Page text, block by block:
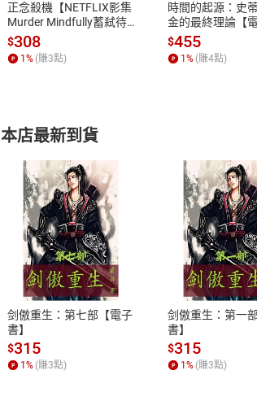
付款方式
ATM轉帳、信用卡、LINE PAY、AFTEE
正念殺機【NETFLIX影集
Murder Mindfully蓄弒待
發】【電子書】
$308
1% (賺3點)
時間的起源：史
金的最終理論【電
$455
1% (賺4點)
本店最新到貨
剑傲重生：第七部【電子
書】
$315
1 % (賺3點)
剑傲重生：第一
書】
$315
1 % (賺3點)